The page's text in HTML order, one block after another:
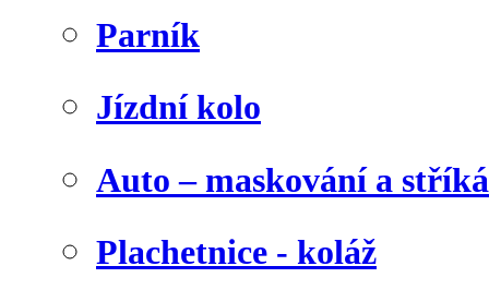
Parník
Jízdní kolo
Auto – maskování a
Plachetnice - koláž